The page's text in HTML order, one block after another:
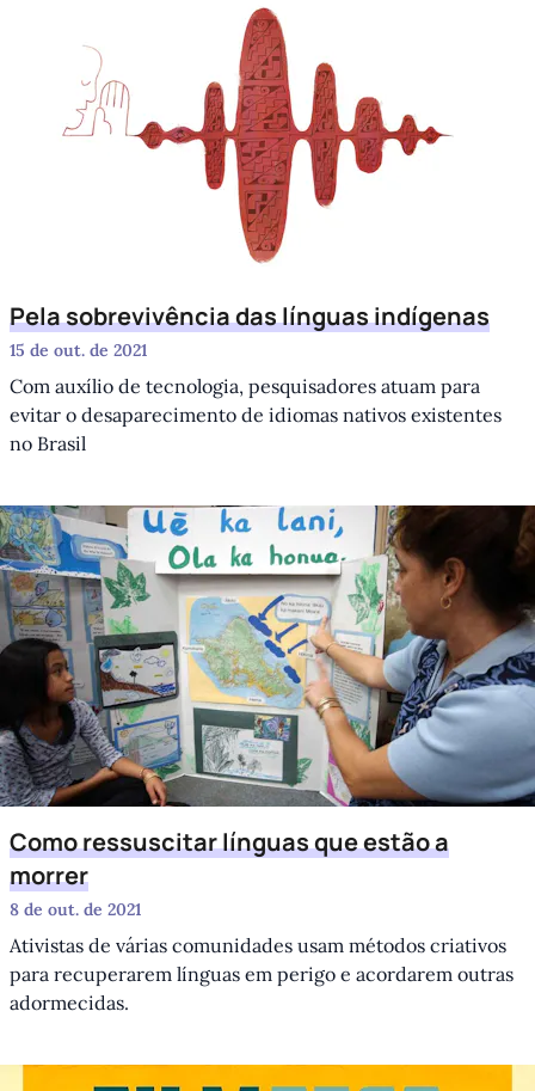
Pela sobrevivência das línguas indígenas
15 de out. de 2021
Com auxílio de tecnologia, pesquisadores atuam para
evitar o desaparecimento de idiomas nativos existentes
no Brasil
Como ressuscitar línguas que estão a
morrer
8 de out. de 2021
Ativistas de várias comunidades usam métodos criativos
para recuperarem línguas em perigo e acordarem outras
adormecidas.